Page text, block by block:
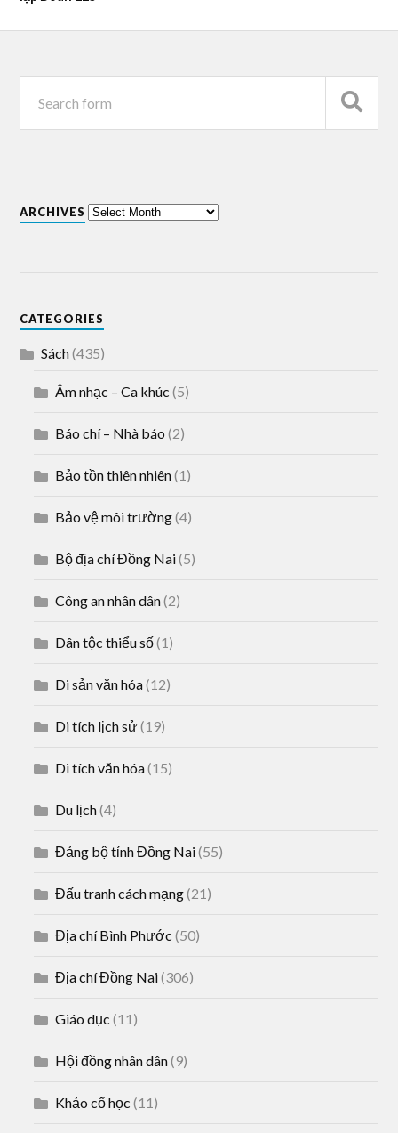
ARCHIVES
CATEGORIES
Sách(435)
Âm nhạc – Ca khúc (5)
Báo chí – Nhà báo (2)
Bảo tồn thiên nhiên(1)
Bảo vệ môi trường(4)
Bộ địa chí Đồng Nai(5)
Công an nhân dân(2)
Dân tộc thiểu số(1)
Di sản văn hóa(12)
Di tích lịch sử(19)
Di tích văn hóa(15)
Du lịch(4)
Đảng bộ tỉnh Đồng Nai(55)
Đấu tranh cách mạng(21)
Địa chí Bình Phước (50)
Địa chí Đồng Nai(306)
Giáo dục (11)
Hội đồng nhân dân(9)
Khảo cổ học (11)